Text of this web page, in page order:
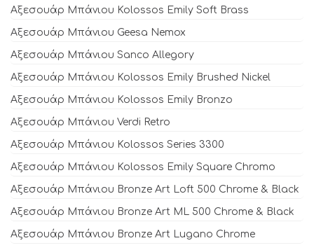
Αξεσουάρ Μπάνιου Kolossos Emily Soft Brass
Αξεσουάρ Μπάνιου Geesa Nemox
Αξεσουάρ Μπάνιου Sanco Allegory
Αξεσουάρ Μπάνιου Kolossos Emily Brushed Nickel
Αξεσουάρ Μπάνιου Kolossos Emily Bronzo
Αξεσουάρ Μπάνιου Verdi Retro
Αξεσουάρ Μπάνιου Kolossos Series 3300
Αξεσουάρ Μπάνιου Kolossos Emily Square Chromo
Αξεσουάρ Μπάνιου Bronze Art Loft 500 Chrome & Black
Αξεσουάρ Μπάνιου Bronze Art ML 500 Chrome & Black
Αξεσουάρ Μπάνιου Bronze Art Lugano Chrome